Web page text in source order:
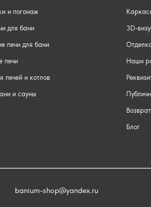
и погонаж
для бани
печи для бани
печи
печей и котлов
и сауны
3D-
Наши
Блог
banium-shop@yandex.ru